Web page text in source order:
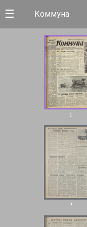
☰ Коммуна
1
2